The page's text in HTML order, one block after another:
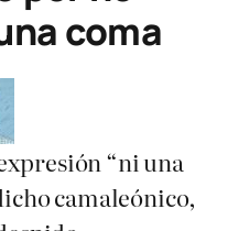
coma
“ni una
camaleónico,